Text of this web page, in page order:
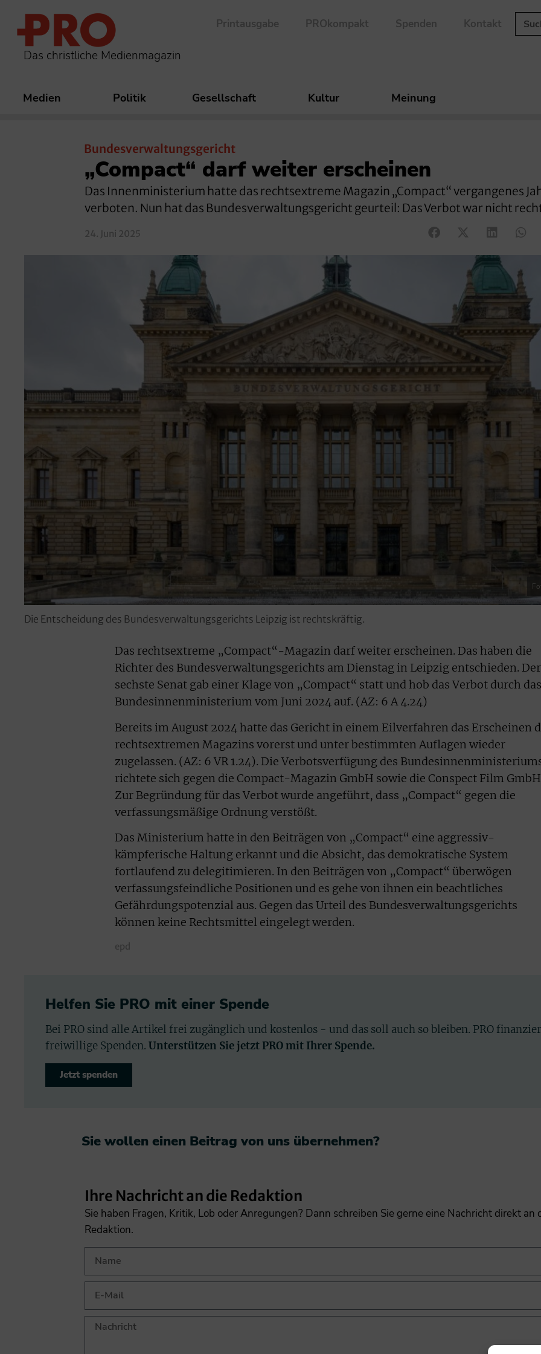
Das christliche Medienmagazin
Printausgabe PROkompakt Spenden Kontakt
Medien Politik Gesellschaft Kultur Meinung
Bundesverwaltungsgericht
„Compact“ darf weiter erscheinen
Das Innenministerium hatte das rechtsextreme Magazin „Compact“ vergangenes
verboten. Nun hat das Bundesverwaltungsgericht geurteil: Das Verbot war nicht
24. Juni 2025
Die Entscheidung des Bundesverwaltungsgerichts Leipzig ist rechtskräftig.
Das rechtsextreme „Compact“-Magazin darf weiter erscheinen. Das haben die
Richter des Bundesverwaltungsgerichts am Dienstag in Leipzig entschieden. Der
sechste Senat gab einer Klage von „Compact“ statt und hob das Verbot durch das
Bundesinnenministerium vom Juni 2024 auf. (AZ: 6 A 4.24)
Bereits im August 2024 hatte das Gericht in einem Eilverfahren das Erscheinen
rechtsextremen Magazins vorerst und unter bestimmten Auflagen wieder
zugelassen. (AZ: 6 VR 1.24). Die Verbotsverfügung des
richtete sich gegen die Compact-Magazin GmbH sowie die Conspect Film
Zur Begründung für das Verbot wurde angeführt, dass „Compact“ gegen die
verfassungsmäßige Ordnung verstößt.
Das Ministerium hatte in den Beiträgen von „Compact“ eine aggressiv-
kämpferische Haltung erkannt und die Absicht, das demokratische System
fortlaufend zu delegitimieren. In den Beiträgen von „Compact“ überwögen
verfassungsfeindliche Positionen und es gehe von ihnen ein beachtliches
Gefährdungspotenzial aus. Gegen das Urteil des Bundesverwaltungsgerichts
können keine Rechtsmittel eingelegt werden.
epd
Helfen Sie PRO mit einer Spende
Bei PRO sind alle Artikel frei zugänglich und kostenlos - und das soll auch so bleiben. PRO
freiwillige Spenden. Unterstützen Sie jetzt PRO mit Ihrer Spende.
Jetzt spenden
Sie wollen einen Beitrag von uns übernehmen?​
Ihre Nachricht an die Redaktion
Sie haben Fragen, Kritik, Lob oder Anregungen? Dann schreiben Sie gerne eine Nachricht direkt an
Redaktion.